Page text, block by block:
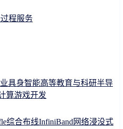
程服务
具身智能高等教育与科研半导
算游戏开发
综合布线InfiniBand网络浸没式